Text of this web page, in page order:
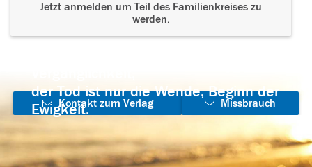
Jetzt anmelden um Teil des Familienkreises zu
werden.
der Tod ist nur die Wende, Beginn der
Ewigkeit.
Kontakt zum Verlag
aufnehmen
Missbrauch